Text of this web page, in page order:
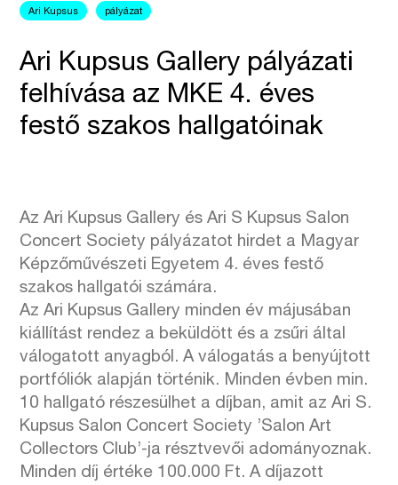
Ari Kupsus pályázat
Ari Kupsus Gallery pályázati
felhívása az MKE 4. éves
festő szakos hallgatóinak
Az Ari Kupsus Gallery és Ari S Kupsus Salon
Concert Society pályázatot hirdet a Magyar
Képzőművészeti Egyetem 4. éves festő
szakos hallgatói számára.
Az Ari Kupsus Gallery minden év májusában
kiállítást rendez a beküldött és a zsűri által
válogatott anyagból. A válogatás a benyújtott
portfóliók alapján történik. Minden évben min.
10 hallgató részesülhet a díjban, amit az Ari S.
Kupsus Salon Concert Society ’Salon Art
Collectors Club’-ja résztvevői adományoznak.
Minden díj értéke 100.000 Ft. A díjazott